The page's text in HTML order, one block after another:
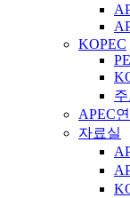
KOPEC
APEC
자료실